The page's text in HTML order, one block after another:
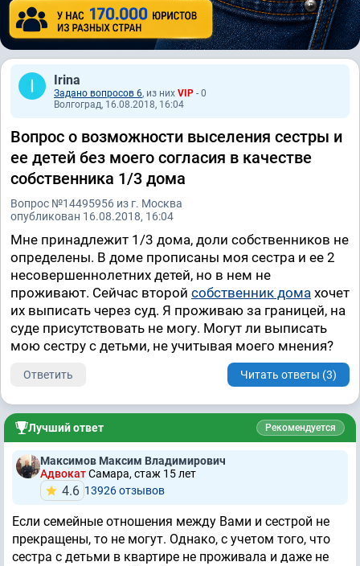
Irina
Задано вопросов 6, из них VIP - 0
Волгоград, 16.08.2018, 16:04
Вопрос о возможности выселения сестры и
ее детей без моего согласия в качестве
собственника 1/3 дома
Вопрос №14495956 из г. Москва
опубликован 16.08.2018, 16:04
Мне принадлежит 1/3 дома, доли собственников не
определены. В доме прописаны моя сестра и ее 2
несовершеннолетних детей, но в нем не
проживают. Сейчас второй собственник дома хочет
их выписать через суд. Я проживаю за границей, на
суде присутствовать не могу. Могут ли выписать
мою сестру с детьми, не учитывая моего мнения?
Ответить Читать ответы (3)
Лучший ответ Рекомендуется
Максимов Максим Владимирович
АдвокатСамара, стаж 15 лет
4.6 13926 отзывов
Если семейные отношения между Вами и сестрой не
прекращены, то не могут. Однако, с учетом того, что
сестра с детьми в квартире не проживала и даже не